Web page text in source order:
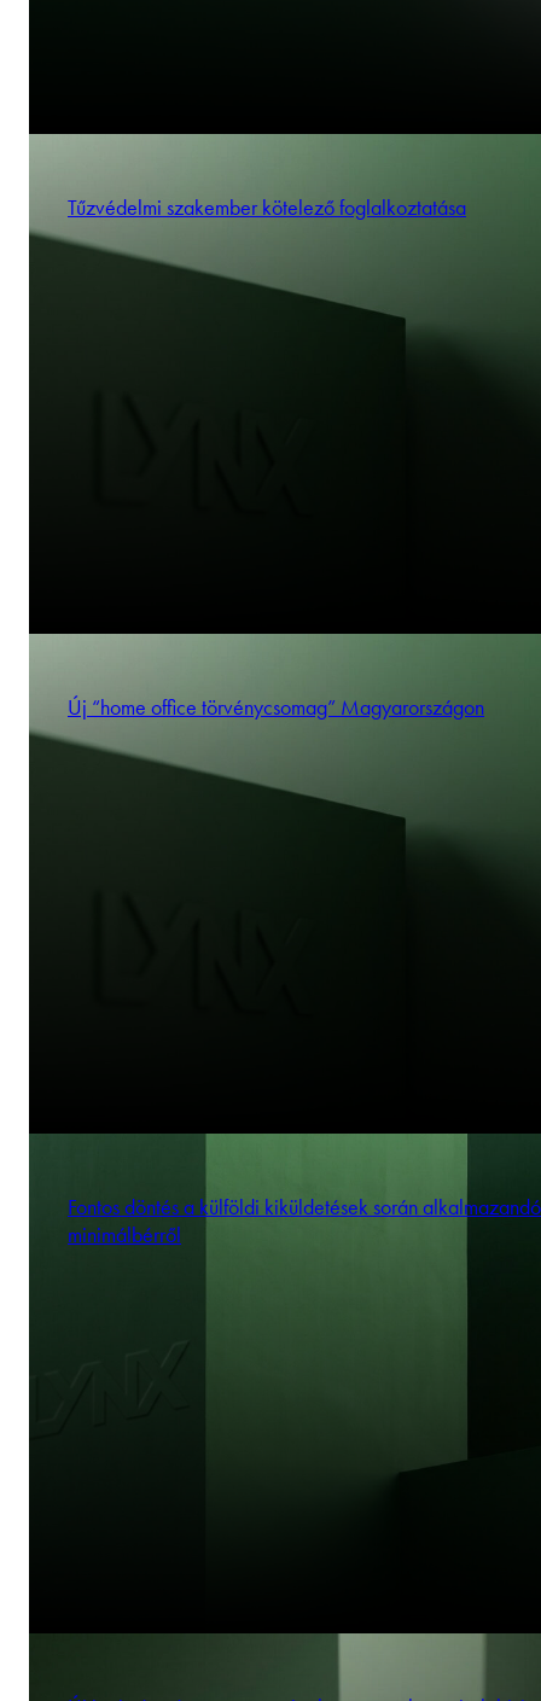
Tűzvédelmi szakember kötelező foglalkoztatása
Új “home office törvénycsomag” Magyarországon
Fontos döntés a külföldi kiküldetések során alkalmazandó
minimálbérről